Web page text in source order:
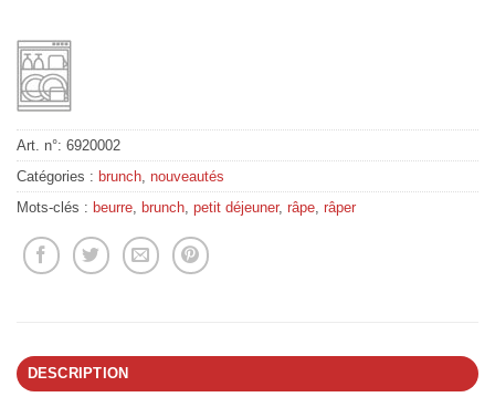
Art. n°: 6920002
Catégories : brunch, nouveautés
Mots-clés : beurre, brunch, petit déjeuner, râpe, râper
DESCRIPTION